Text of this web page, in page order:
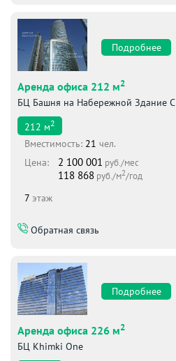
Подробнее
Аренда офиса 212 м2
БЦ Башня на Набережной Здание С
212 м2
Вместимоcть: 21 чел.
Цена:
2 100 001 руб./мес
118 868 руб./м2/год
7 этаж
Обратная связь
Подробнее
Аренда офиса 226 м2
БЦ Khimki One